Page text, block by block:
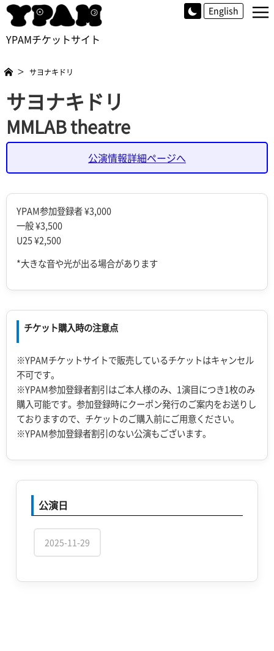
YPAMチケットサイト
English ≡
サヨナキドリ
MMLAB theatre
公演情報詳細ページへ
YPAM参加登録者 ¥3,000
一般 ¥3,500
U25 ¥2,500
*大きな音や光が出る場合があります
チケット購入時の注意点
※YPAMチケットサイトで販売しているチケットはキャンセル
不可です。
※YPAM参加登録者割引はご本人様のみ、1演目につき1枚のみ
購入可能です。参加登録時にクーポン発行のご案内をお送りし
ておりますので、チケットのご購入前にご用意ください。
※YPAM参加登録者割引のない公演もございます。
公演日
2025-11-29
サヨナキドリ